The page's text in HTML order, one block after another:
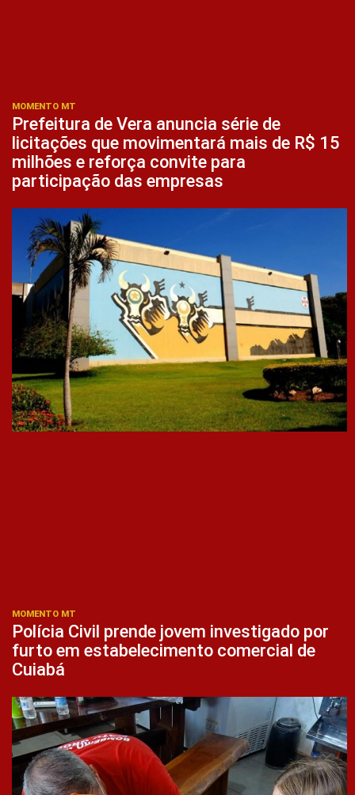
MOMENTO MT
Prefeitura de Vera anuncia série de
licitações que movimentará mais de R$ 15
milhões e reforça convite para
participação das empresas
MOMENTO MT
Polícia Civil prende jovem investigado por
furto em estabelecimento comercial de
Cuiabá